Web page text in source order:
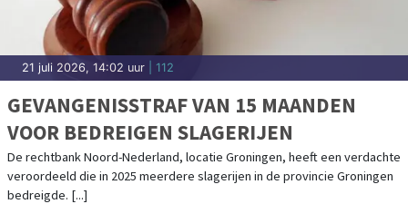
21 juli 2026, 14:02 uur | 112
GEVANGENISSTRAF VAN 15 MAANDEN
VOOR BEDREIGEN SLAGERIJEN
De rechtbank Noord-Nederland, locatie Groningen, heeft een verdachte
veroordeeld die in 2025 meerdere slagerijen in de provincie Groningen
bedreigde. [...]